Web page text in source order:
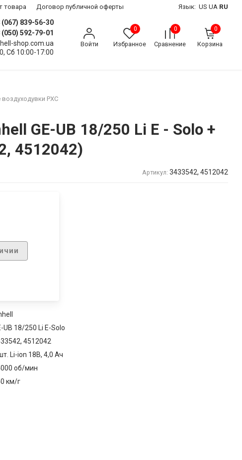
товара Договор публичной оферты Язык: US UA RU
(067) 839-56-30
592-79-01
shop.com.ua
Сб 10:00-17:00
Войти
0
Избранное
0
Сравнение
0
Корзина
PXC
GE-UB 18/250 Li E - Solo +
4512042)
Артикул: 3433542, 4512042
UB 18/250 Li E-Solo
4512042
Li-ion 18В, 4,0 Ач
об/мин
км/г